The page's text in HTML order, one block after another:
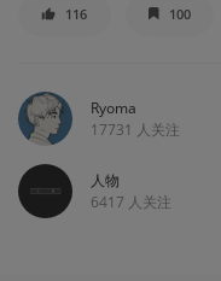
116 100
Ryoma
17731 人关注
人物
6417 人关注